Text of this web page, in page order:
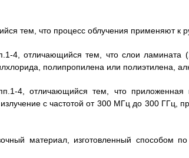
тем, что процесс облучения применяют к
4, отличающийся тем, что слои ламината
полипропилена или полиэтилена,
4, отличающийся тем, что приложенная
с частотой от 300 МГц до 300 ГГц,
материал, изготовленный способом